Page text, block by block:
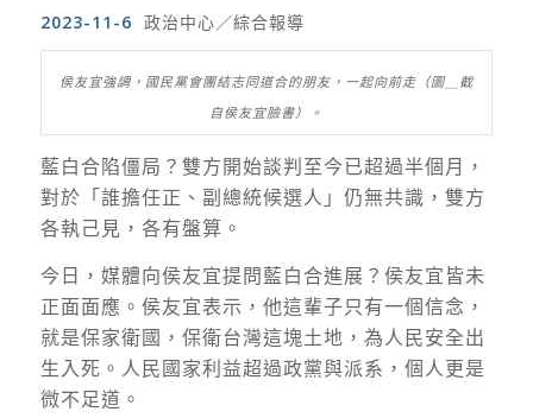
2023-11-6 政治中心／綜合報導
侯友宜強調，國民黨會團結志同道合的朋友，一起向前走（圖＿截
自侯友宜臉書）。
藍白合陷僵局？雙方開始談判至今已超過半個月，
對於「誰擔任正、副總統候選人」仍無共識，雙方
各執己見，各有盤算。
今日，媒體向侯友宜提問藍白合進展？侯友宜皆未
正面面應。侯友宜表示，他這輩子只有一個信念，
就是保家衛國，保衛台灣這塊土地，為人民安全出
生入死。人民國家利益超過政黨與派系，個人更是
微不足道。